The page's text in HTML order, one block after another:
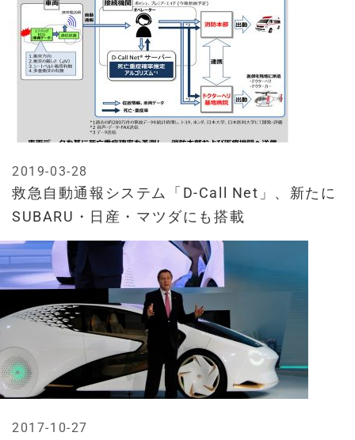
救急自動通報システム「D-Call Net」、新たに
SUBARU・日産・マツダにも搭載
2019-03-28
2017-10-27